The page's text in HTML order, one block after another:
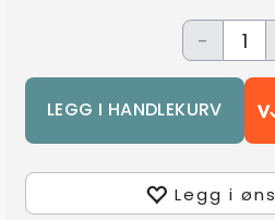
-
Legg i